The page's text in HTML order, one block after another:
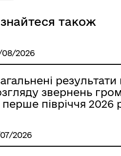
також
2026
звернень
перше півріччя 2026
2026